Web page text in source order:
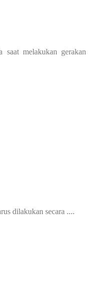
melakukan gerakan
dilakukan secara ....